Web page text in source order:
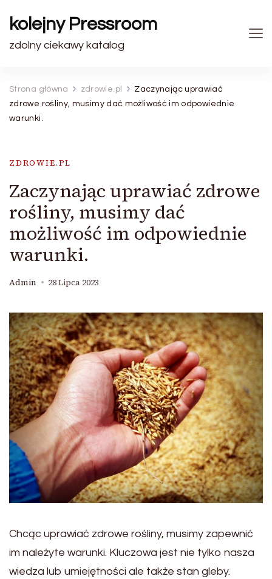
kolejny Pressroom
zdolny ciekawy katalog
Strona główna zdrowie.pl
Zaczynając uprawiać
zdrowe rośliny, musimy dać możliwość im odpowiednie
warunki.
ZDROWIE.PL
Zaczynając uprawiać zdrowe
rośliny, musimy dać
możliwość im odpowiednie
warunki.
Admin 28 Lipca 2023
Chcąc uprawiać zdrowe rośliny, musimy zapewnić
im należyte warunki. Kluczowa jest nie tylko nasza
wiedza lub umiejętności ale także stan gleby.